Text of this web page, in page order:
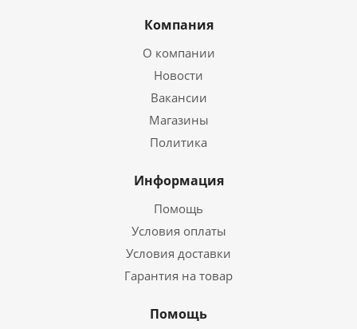
Компания
О компании
Новости
Вакансии
Магазины
Политика
Информация
Помощь
Условия оплаты
Условия доставки
Гарантия на товар
Помощь